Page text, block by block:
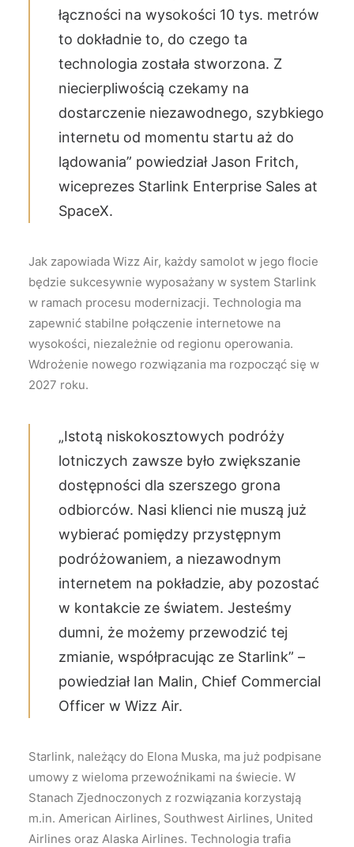
łączności na wysokości 10 tys. metrów
to dokładnie to, do czego ta
technologia została stworzona. Z
niecierpliwością czekamy na
dostarczenie niezawodnego, szybkiego
internetu od momentu startu aż do
lądowania” powiedział Jason Fritch,
wiceprezes Starlink Enterprise Sales at
SpaceX.
Jak zapowiada Wizz Air, każdy samolot w jego flocie
będzie sukcesywnie wyposażany w system Starlink
w ramach procesu modernizacji. Technologia ma
zapewnić stabilne połączenie internetowe na
wysokości, niezależnie od regionu operowania.
Wdrożenie nowego rozwiązania ma rozpocząć się w
2027 roku.
„Istotą niskokosztowych podróży
lotniczych zawsze było zwiększanie
dostępności dla szerszego grona
odbiorców. Nasi klienci nie muszą już
wybierać pomiędzy przystępnym
podróżowaniem, a niezawodnym
internetem na pokładzie, aby pozostać
w kontakcie ze światem. Jesteśmy
dumni, że możemy przewodzić tej
zmianie, współpracując ze Starlink” –
powiedział Ian Malin, Chief Commercial
Officer w Wizz Air.
Starlink, należący do Elona Muska, ma już podpisane
umowy z wieloma przewoźnikami na świecie. W
Stanach Zjednoczonych z rozwiązania korzystają
m.in. American Airlines, Southwest Airlines, United
Airlines oraz Alaska Airlines. Technologia trafia